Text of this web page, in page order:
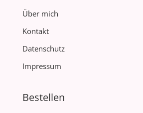
Über mich
Kontakt
Datenschutz
Impressum
Bestellen